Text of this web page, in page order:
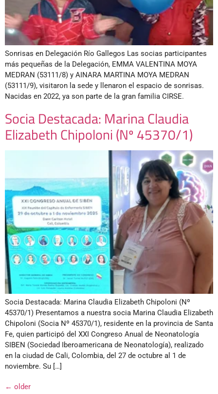
Sonrisas en Delegación Río Gallegos Las socias participantes
más pequeñas de la Delegación, EMMA VALENTINA MOYA
MEDRAN (53111/8) y AINARA MARTINA MOYA MEDRAN
(53111/9), visitaron la sede y llenaron el espacio de sonrisas.
Nacidas en 2022, ya son parte de la gran familia CIRSE.
Socia Destacada: Marina Claudia
Elizabeth Chipoloni (Nº 45370/1)
Socia Destacada: Marina Claudia Elizabeth Chipoloni (Nº
45370/1) Presentamos a nuestra socia Marina Claudia Elizabeth
Chipoloni (Socia Nº 45370/1), residente en la provincia de Santa
Fe, quien participó del XXI Congreso Anual de Neonatología
SIBEN (Sociedad Iberoamericana de Neonatología), realizado
en la ciudad de Cali, Colombia, del 27 de octubre al 1 de
noviembre. Su […]
← older